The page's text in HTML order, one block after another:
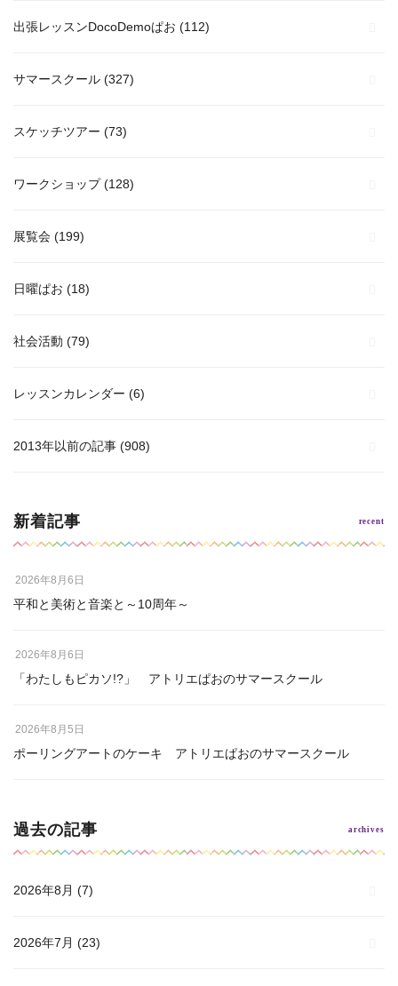
出張レッスンDocoDemoぱお (112)
サマースクール (327)
スケッチツアー (73)
ワークショップ(128)
展覧会 (199)
日曜ぱお (18)
社会活動 (79)
レッスンカレンダー (6)
2013年以前の記事 (908)
新着記事
平和と美術と音楽と～10周年～
2026年8月6日
「わたしもピカソ!?」 アトリエぱおのサマースクール
2026年8月6日
ポーリングアートのケーキ アトリエぱおのサマースクール
2026年8月5日
過去の記事
2026年8月 (7)
2026年7月 (23)